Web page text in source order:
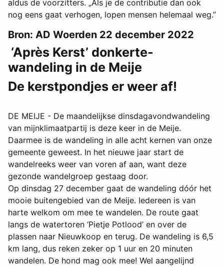
aldus de voorzitters. „Als je de contributie dan ook
nog eens gaat verhogen, lopen mensen helemaal weg.”
Bron: AD Woerden 22 december 2022
‘Après Kerst’ donkerte-
wandeling in de Meije
De kerstpondjes er weer af!
DE MEIJE - De maandelijkse dinsdagavondwandeling
van mijnklimaatpartij is deze keer in de Meije.
Daarmee is de wandeling in alle acht kernen van onze
gemeente geweest. In het nieuwe jaar start de
wandelreeks weer van voren af aan, want deze
gezonde wandelgroep gestaag door.
Op dinsdag 27 december gaat de wandeling dóór het
mooie buitengebied van de Meije. Iedereen is van
harte welkom om mee te wandelen. De route gaat
langs de watertoren ‘Pietje Potlood’ en over de
plassen naar Nieuwkoop en terug. De wandeling is 6,5
km lang, dus reken zeker op 1 uur en 20 minuten
wandelen. De hond mag ook mee! Wel aangelijnd